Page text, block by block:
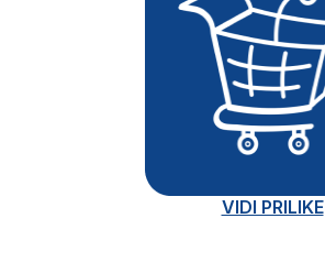
VIDI PRILIKE